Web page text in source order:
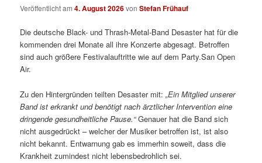
Veröffentlicht am4. August 2026vonStefan Frühauf
Die deutsche Black- und Thrash-Metal-Band Desaster hat für die
kommenden drei Monate all ihre Konzerte abgesagt. Betroffen
sind auch größere Festivalauftritte wie auf dem Party.San Open
Air.
Zu den Hintergründen teilten Desaster mit:„Ein Mitglied unserer
Band ist erkrankt und benötigt nach ärztlicher Intervention eine
dringende gesundheitliche Pause.“Genauer hat die Band sich
nicht ausgedrückt – welcher der Musiker betroffen ist, ist also
nicht bekannt. Entwarnung gab es immerhin soweit, dass die
Krankheit zumindest nicht lebensbedrohlich sei.